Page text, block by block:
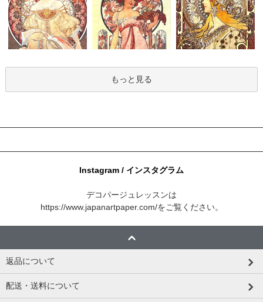
もっと見る
Instagram / インスタグラム
デコパージュレッスンは
https://www.japanartpaper.com/をご覧ください。
返品について
配送・送料について